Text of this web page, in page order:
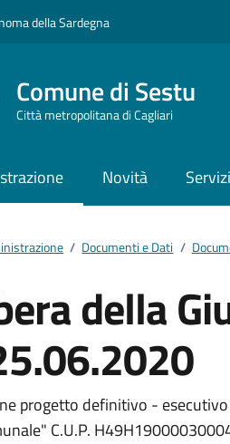
della Sardegna
Comune di Sestu
Città metropolitana di Cagliari
Novità Servizi
/ Documenti e Dati /
della
del
progetto definitivo -
C.U.P.